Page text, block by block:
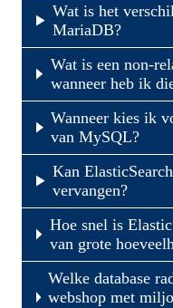
Wat is het
MariaDB?
Wat is een non-
wanneer heb ik
Wanneer kies ik
van MySQL?
Kan
vervangen?
Hoe snel is
van grote
Welke database
webshop met